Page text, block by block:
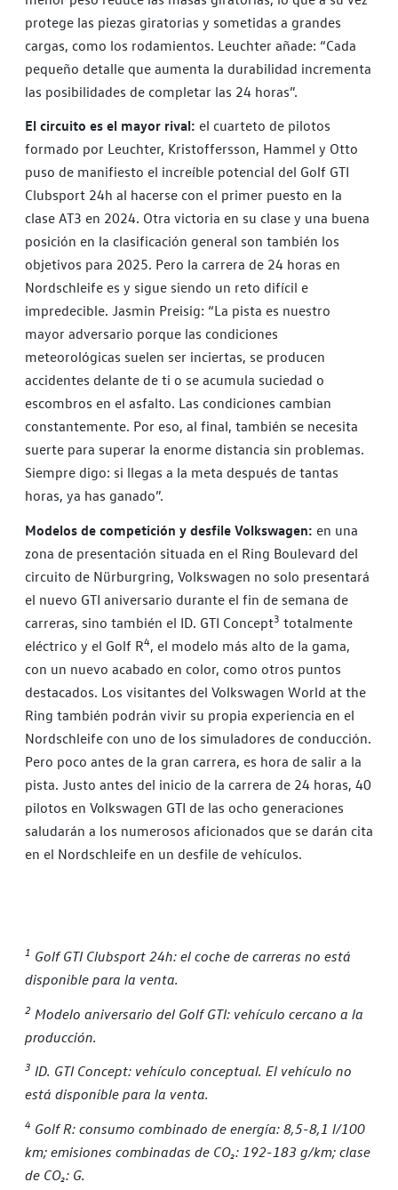
protege las piezas giratorias y sometidas a grandes
cargas, como los rodamientos. Leuchter añade: “Cada
pequeño detalle que aumenta la durabilidad incrementa
las posibilidades de completar las 24 horas”.
El circuito es el mayor rival: el cuarteto de pilotos
formado por Leuchter, Kristoffersson, Hammel y Otto
puso de manifiesto el increíble potencial del Golf GTI
Clubsport 24h al hacerse con el primer puesto en la
clase AT3 en 2024. Otra victoria en su clase y una buena
posición en la clasificación general son también los
objetivos para 2025. Pero la carrera de 24 horas en
Nordschleife es y sigue siendo un reto difícil e
impredecible. Jasmin Preisig: “La pista es nuestro
mayor adversario porque las condiciones
meteorológicas suelen ser inciertas, se producen
accidentes delante de ti o se acumula suciedad o
escombros en el asfalto. Las condiciones cambian
constantemente. Por eso, al final, también se necesita
suerte para superar la enorme distancia sin problemas.
Siempre digo: si llegas a la meta después de tantas
horas, ya has ganado”.
Modelos de competición y desfile Volkswagen: en una
zona de presentación situada en el Ring Boulevard del
circuito de Nürburgring, Volkswagen no solo presentará
el nuevo GTI aniversario durante el fin de semana de
carreras, sino también el ID. GTI Concept3 totalmente
eléctrico y el Golf R4, el modelo más alto de la gama,
con un nuevo acabado en color, como otros puntos
destacados. Los visitantes del Volkswagen World at the
Ring también podrán vivir su propia experiencia en el
Nordschleife con uno de los simuladores de conducción.
Pero poco antes de la gran carrera, es hora de salir a la
pista. Justo antes del inicio de la carrera de 24 horas, 40
pilotos en Volkswagen GTI de las ocho generaciones
saludarán a los numerosos aficionados que se darán cita
en el Nordschleife en un desfile de vehículos.
1 Golf GTI Clubsport 24h: el coche de carreras no está
disponible para la venta.
2 Modelo aniversario del Golf GTI: vehículo cercano a la
producción.
3 ID. GTI Concept: vehículo conceptual. El vehículo no
está disponible para la venta.
4 Golf R: consumo combinado de energía: 8,5-8,1 l/100
km; emisiones combinadas de CO₂: 192-183 g/km; clase
de CO₂: G.